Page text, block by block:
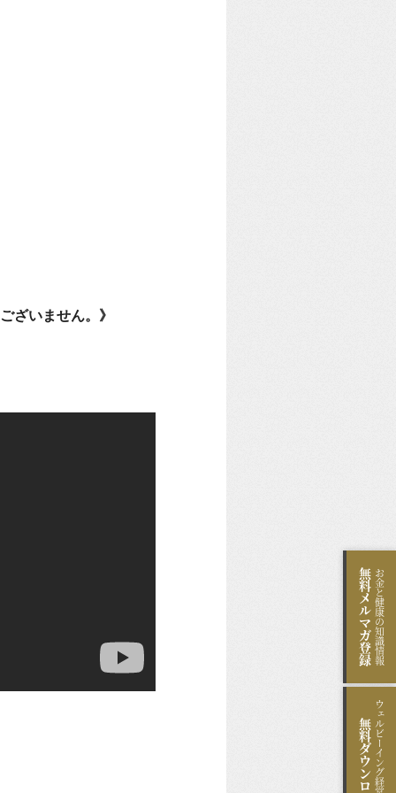
ざいません。》
お金と健康の知識情報
無料
メルマガ登録
無料